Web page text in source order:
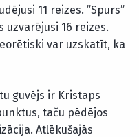
11 reizes. ”Spurs”
uzvarējusi 16 reizes.
var uzskatīt, ka
guvējs ir Kristaps
taču pēdējos
Atlēkušajās